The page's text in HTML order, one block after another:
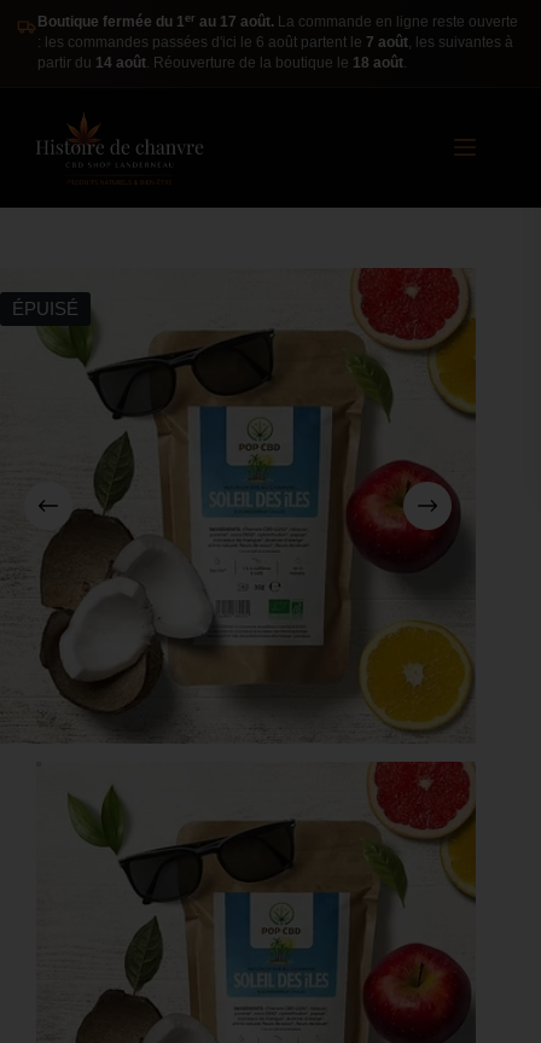
Boutique fermée du 1er au 17 août. La commande en ligne reste ouverte
: les commandes passées d'ici le 6 août partent le 7 août, les suivantes à
partir du 14 août. Réouverture de la boutique le 18 août.
ÉPUISÉ